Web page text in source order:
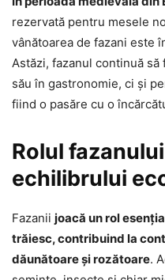
rezervată pentru mesele
vânătoarea de fazani este
Astăzi, fazanul continuă
său în gastronomie, ci și
fiind o pasăre cu o
Rolul
echilibrului
Fazanii joacă un rol
trăiesc, contribuind la
dăunătoare și rozătoare.